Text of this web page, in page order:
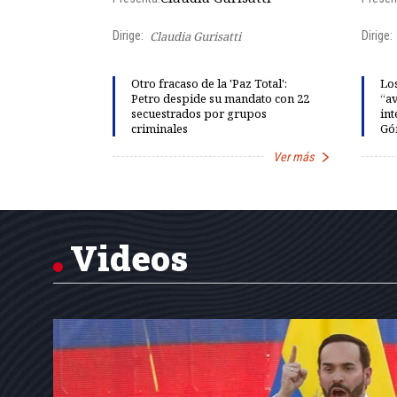
Dirige: Claudia Gurisatti
Otro fracaso de la 'Paz Total':
Petro despide su mandato con 22
secuestrados por grupos
criminales
Ver más
Dirige:
of
Videos